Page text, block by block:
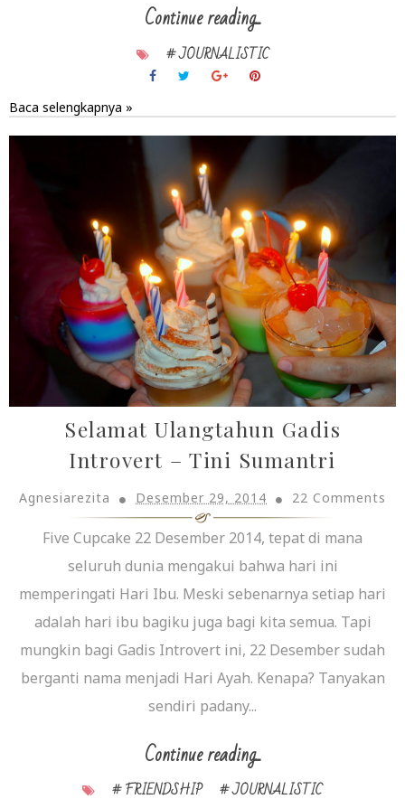
Continue reading...
# JOURNALISTIC
Baca selengkapnya »
Selamat Ulangtahun Gadis
Introvert – Tini Sumantri
Agnesiarezita Desember 29, 2014 22 Comments
Five Cupcake 22 Desember 2014, tepat di mana
seluruh dunia mengakui bahwa hari ini
memperingati Hari Ibu. Meski sebenarnya setiap hari
adalah hari ibu bagiku juga bagi kita semua. Tapi
mungkin bagi Gadis Introvert ini, 22 Desember sudah
berganti nama menjadi Hari Ayah. Kenapa? Tanyakan
sendiri padany...
Continue reading...
# FRIENDSHIP # JOURNALISTIC